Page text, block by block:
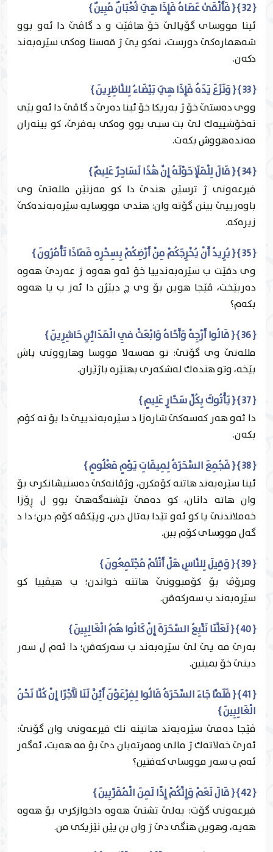
{ 32 } { فَأَلْقَىٰ عَصَاهُ فَإِذَا هِيَ ثُعْبَانٌ مُبِينٌ }
ئينا مووساى گۆپالێ خۆ هاڤێت و د گاڤێ دا ئه‌و بوو
شه‌هماره‌كێ دورست، نه‌كو يێ ژ قه‌ستا وه‌كى سێره‌به‌ند
دكه‌ن.
{ 33 } { وَنَزَعَ يَدَهُ فَإِذَا هِيَ بَيْضَاءُ لِلنَّاظِرِينَ }
ووى ده‌ستێ خۆ ژ به‌ريكا خۆ ئينا ده‌رێ د گاڤێ دا ئه‌و بێى
نه‌خۆشییه‌ك لێ بت سپى بوو وه‌كى به‌فرێ، كو بينه‌ران
مه‌نده‌هووش بكه‌ت.
{ 34 } { قَالَ لِلْمَلَإِ حَوْلَهُ إِنَّ هَٰذَا لَسَاحِرٌ عَلِيمٌ }
فيرعه‌ونى ژ ترسێن هندێ دا كو مه‌زنێن ملله‌تێ وى
باوه‌رییێ بينن گۆته‌ وان: هندى مووسايه‌ سێره‌به‌نده‌كێ
زيره‌كه‌.
{ 35 } { يُرِيدُ أَنْ يُخْرِجَكُمْ مِنْ أَرْضِكُمْ بِسِحْرِهِ فَمَاذَا تَأْمُرُونَ }
وى دڤێت ب سێره‌به‌ندییا خۆ ئه‌و هه‌وه‌ ژ عه‌ردێ هه‌وه‌
ده‌ربێخت، ڤێجا هوين بۆ وى چ دبێژن دا ئه‌ز ب يا هه‌وه‌
بكه‌م؟
{ 36 } { قَالُوا أَرْجِهْ وَأَخَاهُ وَابْعَثْ فِي الْمَدَائِنِ حَاشِرِينَ }
ملله‌تێ وى گۆتێ: تو مه‌سه‌لا مووسا وهاروونى پاش
بێخه‌، وتو هنده‌ك له‌شكه‌رى بهنێره‌ باژێران.
{ 37 } { يَأْتُوكَ بِكُلِّ سَحَّارٍ عَلِيمٍ }
دا ئه‌و هه‌ر كه‌سه‌كێ شاره‌زا د سێره‌به‌ندییێ دا بۆ ته‌ كۆم
بكه‌ن.
{ 38 } { فَجُمِعَ السَّحَرَةُ لِمِيقَاتِ يَوْمٍ مَعْلُومٍ }
ئينا سێره‌به‌ند هاتنه‌ كۆمكرن، وژڤانه‌كێ ده‌سنيشانكرى بۆ
وان هاته‌ دانان، كو ده‌مێ تێشته‌گه‌هێ بوو ل ڕۆژا
خه‌ملاندنێ يا كو ئه‌و تێدا به‌تال دبن، وپێكڤه‌ كۆم دبن؛ دا د
گه‌ل مووساى كۆم ببن.
{ 39 } { وَقِيلَ لِلنَّاسِ هَلْ أَنْتُمْ مُجْتَمِعُونَ }
ومرۆڤ بۆ كۆمبوونێ هاتنه‌ خواندن؛ ب هیڤییا كو
سێره‌به‌ند ب سه‌ركه‌ڤن.
{ 40 } { لَعَلَّنَا نَتَّبِعُ السَّحَرَةَ إِنْ كَانُوا هُمُ الْغَالِبِينَ }
به‌رێ مه‌ یێ لێ سێره‌به‌ند ب سه‌ركه‌ڤن؛ دا ئه‌م ل سه‌ر
دينێ خۆ بمينين.
{ 41 } { فَلَمَّا جَاءَ السَّحَرَةُ قَالُوا لِفِرْعَوْنَ أَئِنَّ لَنَا لَأَجْرًا إِنْ كُنَّا نَحْنُ
الْغَالِبِينَ }
ڤێجا ده‌مێ سێره‌به‌ند هاتينه‌ نك فيرعه‌ونى وان گۆتێ:
ئه‌رێ خه‌لاته‌ك ژ مالی ومه‌رته‌بان دێ بۆ مه‌ هه‌بت، ئه‌گه‌ر
ئه‌م ب سه‌ر مووساى كه‌فتين؟
{ 42 } { قَالَ نَعَمْ وَإِنَّكُمْ إِذًا لَمِنَ الْمُقَرَّبِينَ }
فيرعه‌ونى گۆت: به‌لێ تشتێ هه‌وه‌ داخوازكرى بۆ هه‌وه‌
هه‌يه‌، وهوين هنگى دێ ژ وان بن يێن نێزيكى من.